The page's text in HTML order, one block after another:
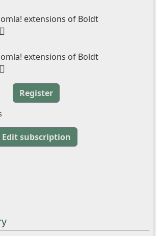
extensions of Boldt
extensions of Boldt
Register
Edit subscription